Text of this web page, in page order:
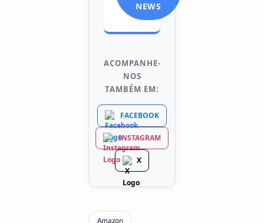
NEWS
ACOMPANHE-
NOS
TAMBÉM EM:
FACEBOOK
INSTAGRAM
X